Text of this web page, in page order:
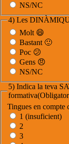
NS/NC
4) Les
Molt 😄
Bastant 🙂
Poc 😕
Gens 😠
NS/NC
5) Indica la teva
formativa
Tingues en compte
1 (insuficient)
2
3